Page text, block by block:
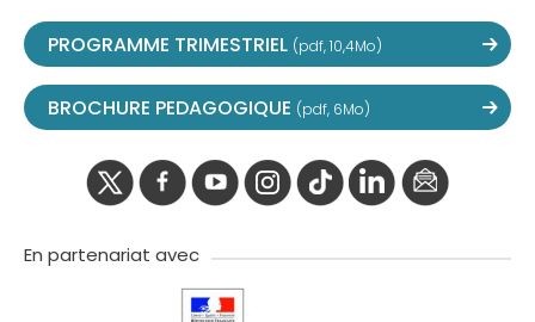
PROGRAMME TRIMESTRIEL (pdf, 10,4Mo)
BROCHURE PEDAGOGIQUE (pdf, 6Mo)
En partenariat avec